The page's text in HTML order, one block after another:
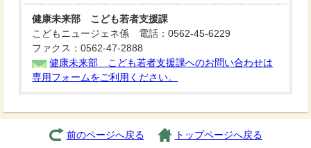
健康未来部 こども若者支援課
こどもニュージェネ係 電話：0562-45-6229
ファクス：0562-47-2888
健康未来部 こども若者支援課へのお問い合わせは
専用フォームをご利用ください。
前のページへ戻る トップページへ戻る